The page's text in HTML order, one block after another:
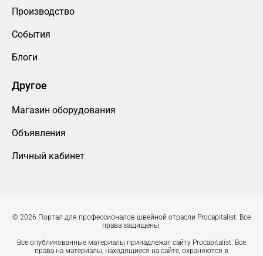
Производство
События
Блоги
Другое
Магазин оборудования
Объявления
Личный кабинет
© 2026 Портал для профессионалов швейной отрасли Procapitalist. Все
права защищены.
Все опубликованные материалы принадлежат сайту Procapitalist. Все
права на материалы, находящиеся на сайте, охраняются в